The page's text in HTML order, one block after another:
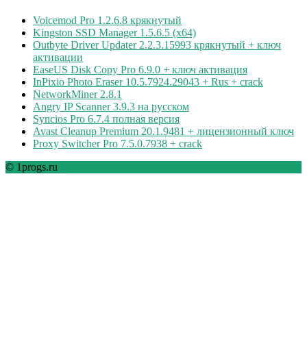
Voicemod Pro 1.2.6.8 крякнутый
Kingston SSD Manager 1.5.6.5 (x64)
Outbyte Driver Updater 2.2.3.15993 крякнутый + ключ
активации
EaseUS Disk Copy Pro 6.9.0 + ключ активация
InPixio Photo Eraser 10.5.7924.29043 + Rus + crack
NetworkMiner 2.8.1
Angry IP Scanner 3.9.3 на русском
Syncios Pro 6.7.4 полная версия
Avast Cleanup Premium 20.1.9481 + лицензионный ключ
Proxy Switcher Pro 7.5.0.7938 + crack
© 1progs.ru